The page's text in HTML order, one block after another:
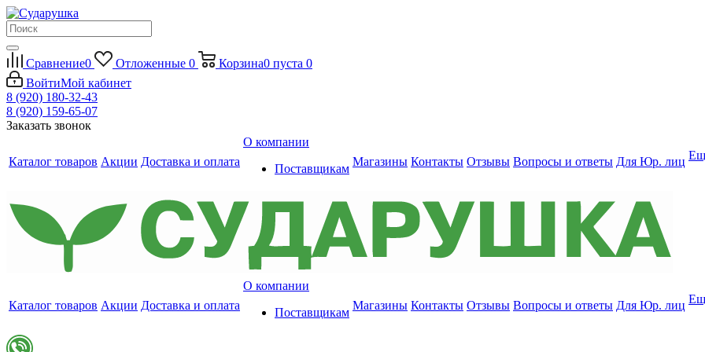
Сравнение0 Отложенные 0 Корзина0 пуста 0
ВойтиМой кабинет
8 (920) 180-32-43
8 (920) 159-65-07
Заказать звонок
Каталог товаров Акции Доставка и оплата
О компании
Поставщикам
Магазины Контакты Отзывы Вопросы и ответы Для Юр. лиц
Каталог товаров Акции Доставка и оплата
О компании
Поставщикам
Магазины Контакты Отзывы Вопросы и ответы Для Юр. лиц